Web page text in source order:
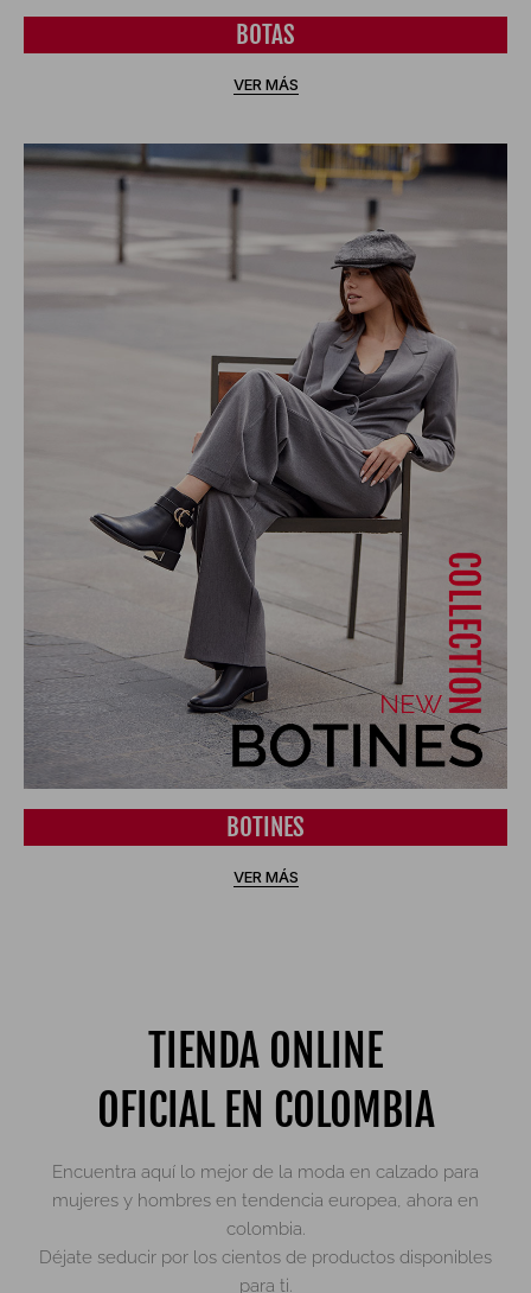
BOTAS
VER MÁS
BOTINES
VER MÁS
TIENDA ONLINE
OFICIAL EN COLOMBIA
Encuentra aquí lo mejor de la moda en calzado para
mujeres y hombres en tendencia europea, ahora en
colombia.
Déjate seducir por los cientos de productos disponibles
para ti.